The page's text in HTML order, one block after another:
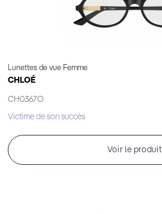
Lunettes de vue Femme
CHLOÉ
CH0367O
Victime de son succès
Voir le produit